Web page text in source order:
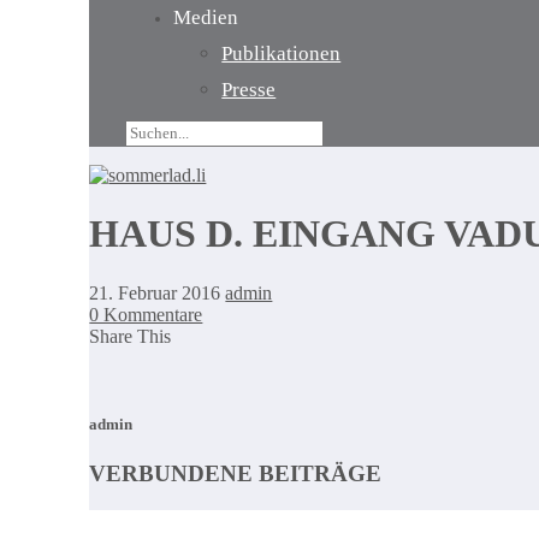
Medien
Publikationen
Presse
HAUS D. EINGANG
21. Februar 2016 admin
0 Kommentare
Share This
admin
VERBUNDENE BEITRÄGE